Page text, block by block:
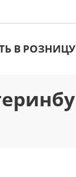
В РОЗНИЦУ